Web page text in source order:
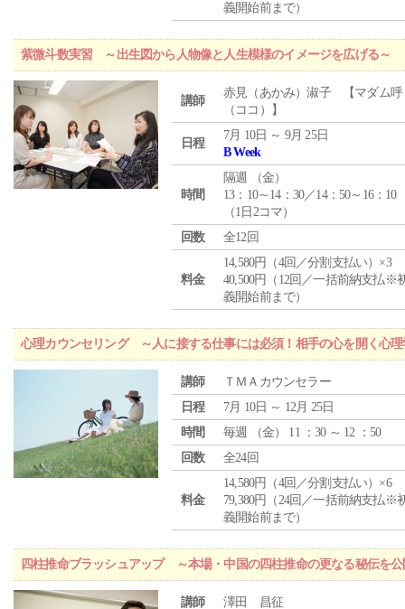
義開始前まで）
紫微斗数実習 ～出生図から人物像と人生模様のイメージを広げる～
講師
赤見（あかみ）淑子 【マダム呼
（ココ）】
日程
7月 10日 ～ 9月 25日
B Week
時間
隔週 （金）
13：10～14：30／14：50～16：10
（1日2コマ）
回数
全12回
料金
14,580円（4回／分割支払い）×3
40,500円（12回／一括前納支払※
義開始前まで）
心理カウンセリング ～人に接する仕事には必須！相手の心を開く心理
講師
ＴＭＡカウンセラー
日程
7月 10日 ～ 12月 25日
時間
毎週 （金） 11 ：30 ～ 12 ：50
回数
全24回
料金
14,580円（4回／分割支払い）×6
79,380円（24回／一括前納支払※
義開始前まで）
四柱推命ブラッシュアップ ～本場・中国の四柱推命の更なる秘伝を
講師 澤田 昌征